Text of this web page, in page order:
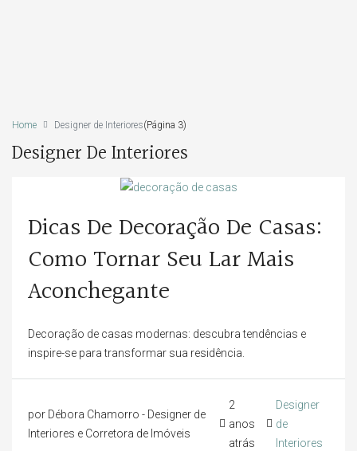
Home Designer de Interiores(Página 3)
Designer De Interiores
Dicas De Decoração De Casas:
Como Tornar Seu Lar Mais
Aconchegante
Decoração de casas modernas: descubra tendências e
inspire-se para transformar sua residência.
por Débora Chamorro - Designer de
Interiores e Corretora de Imóveis
2
anos
atrás
Designer
de
Interiores